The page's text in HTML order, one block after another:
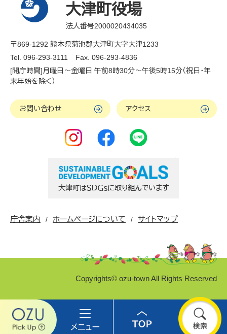
Ozu
大津町役場
法人番号2000020434035
〒869-1292 熊本県菊池郡大津町大字大津1233
Tel. 096-293-3111
Fax. 096-293-4836
[開庁時間]月曜日～金曜日 午前8時30分～午後5時15分（祝日・年
末年始を除く）
お問い合わせ アクセス
庁舎案内 ホームページについて サイトマップ
Copyrights© ozu-town All Rights Reserved